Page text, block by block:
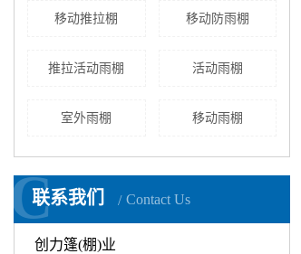
移动推拉棚 移动防雨棚
推拉活动雨棚 活动雨棚
室外雨棚 移动雨棚
联系我们 Contact Us
C
C
创力篷(棚)业